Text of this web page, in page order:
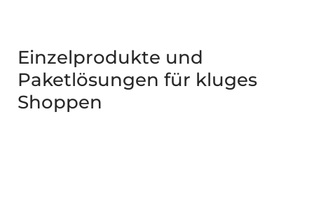
Einzelprodukte und
Paketlösungen für kluges
Shoppen